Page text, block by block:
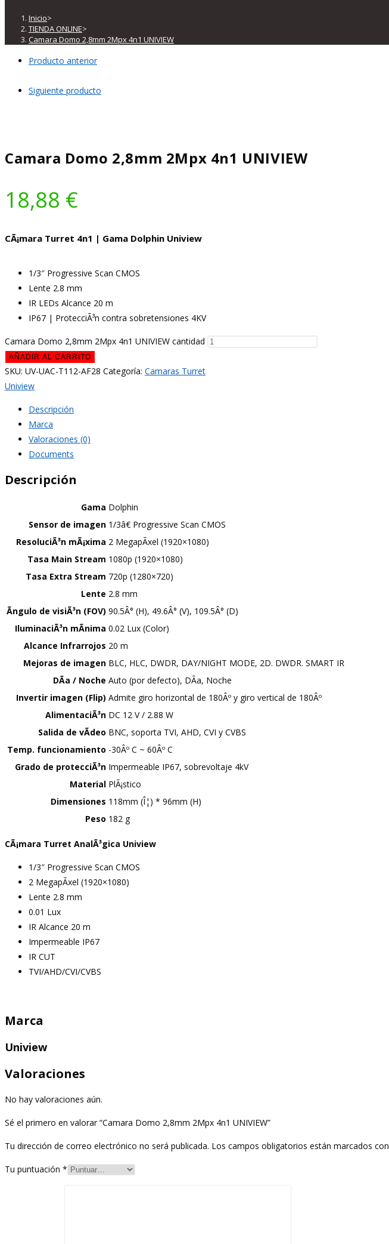
Inicio>
TIENDA ONLINE>
Camara Domo 2,8mm 2Mpx 4n1 UNIVIEW
Producto anterior
Siguiente producto
Camara Domo 2,8mm 2Mpx 4n1 UNIVIEW
18,88 €
CÃ¡mara Turret 4n1 | Gama Dolphin Uniview
1/3″ Progressive Scan CMOS
Lente 2.8 mm
IR LEDs Alcance 20 m
IP67 | ProtecciÃ³n contra sobretensiones 4KV
Camara Domo 2,8mm 2Mpx 4n1 UNIVIEW cantidad
AÑADIR AL CARRITO
SKU: UV-UAC-T112-AF28 Categoría: Camaras Turret
Uniview
Descripción
Marca
Valoraciones (0)
Documents
Descripción
Gama Dolphin
Sensor de imagen 1/3â€ Progressive Scan CMOS
ResoluciÃ³n mÃ¡xima 2 MegapÃ­xel (1920×1080)
Tasa Main Stream 1080p (1920×1080)
Tasa Extra Stream 720p (1280×720)
Lente 2.8 mm
Ãngulo de visiÃ³n (FOV) 90.5Â° (H), 49.6Â° (V), 109.5Â° (D)
IluminaciÃ³n mÃ­nima 0.02 Lux (Color)
Alcance Infrarrojos 20 m
Mejoras de imagen BLC, HLC, DWDR, DAY/NIGHT MODE, 2D. DWDR. SMART IR
DÃ­a / Noche Auto (por defecto), DÃ­a, Noche
Invertir imagen (Flip) Admite giro horizontal de 180Âº y giro vertical de 180Âº
AlimentaciÃ³n DC 12 V / 2.88 W
Salida de vÃ­deo BNC, soporta TVI, AHD, CVI y CVBS
Temp. funcionamiento -30Âº C ~ 60Âº C
Grado de protecciÃ³n Impermeable IP67, sobrevoltaje 4kV
Material PlÃ¡stico
Dimensiones 118mm (Î¦) * 96mm (H)
Peso 182 g
CÃ¡mara Turret AnalÃ³gica Uniview
1/3″ Progressive Scan CMOS
2 MegapÃ­xel (1920×1080)
Lente 2.8 mm
0.01 Lux
IR Alcance 20 m
Impermeable IP67
IR CUT
TVI/AHD/CVI/CVBS
Marca
Uniview
Valoraciones
No hay valoraciones aún.
Sé el primero en valorar “Camara Domo 2,8mm 2Mpx 4n1 UNIVIEW”
Tu dirección de correo electrónico no será publicada. Los campos obligatorios están marcados con
Tu puntuación *